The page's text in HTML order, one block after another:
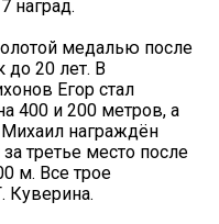
наград.
медалью после
до 20 лет. В
Егор стал
400 и 200 метров, а
награждён
третье место после
м. Все трое
Куверина.